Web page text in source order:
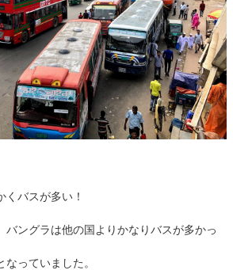
バスが多い！
バングラは他の国よりかなりバスが多かっ
っていました。